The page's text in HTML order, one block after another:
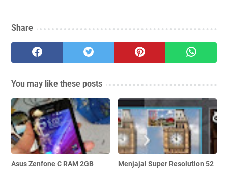
Share
You may like these posts
Asus Zenfone C RAM 2GB
Menjajal Super Resolution 52